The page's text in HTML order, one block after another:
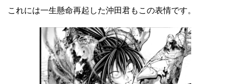
これには一生懸命再起した沖田君もこの表情です。